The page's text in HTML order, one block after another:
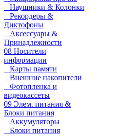
Наушники & Колонки
Рекордеры &
Диктофоны
Аксессуары &
Принадлежности
08 Носители
информации
Карты памяти
Внешние накопители
Фотопленка и
видеокассеты
09 Элем. питания &
Блоки питания
Аккумуляторы
Блоки питания